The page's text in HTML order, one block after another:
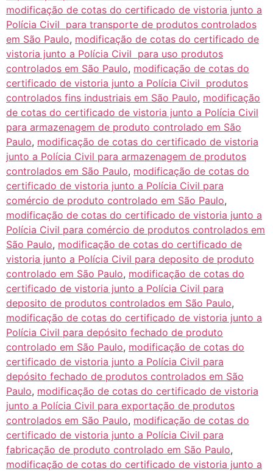
modificação de cotas do certificado de vistoria junto a
Polícia Civil para transporte de produtos controlados
em São Paulo, modificação de cotas do certificado de
vistoria junto a Polícia Civil para uso produtos
controlados em São Paulo, modificação de cotas do
certificado de vistoria junto a Polícia Civil produtos
controlados fins industriais em São Paulo, modificação
de cotas do certificado de vistoria junto a Polícia Civil
para armazenagem de produto controlado em São
Paulo, modificação de cotas do certificado de vistoria
junto a Polícia Civil para armazenagem de produtos
controlados em São Paulo, modificação de cotas do
certificado de vistoria junto a Polícia Civil para
comércio de produto controlado em São Paulo,
modificação de cotas do certificado de vistoria junto a
Polícia Civil para comércio de produtos controlados em
São Paulo, modificação de cotas do certificado de
vistoria junto a Polícia Civil para deposito de produto
controlado em São Paulo, modificação de cotas do
certificado de vistoria junto a Polícia Civil para
deposito de produtos controlados em São Paulo,
modificação de cotas do certificado de vistoria junto a
Polícia Civil para depósito fechado de produto
controlado em São Paulo, modificação de cotas do
certificado de vistoria junto a Polícia Civil para
depósito fechado de produtos controlados em São
Paulo, modificação de cotas do certificado de vistoria
junto a Polícia Civil para exportação de produtos
controlados em São Paulo, modificação de cotas do
certificado de vistoria junto a Polícia Civil para
fabricação de produto controlado em São Paulo,
modificação de cotas do certificado de vistoria junto a